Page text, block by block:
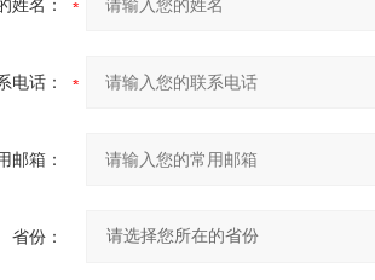
姓名：
电话：
邮箱：
省份：